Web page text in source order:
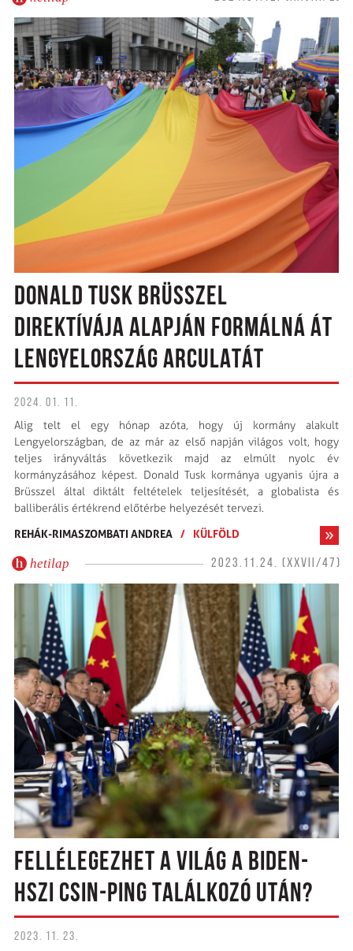
DONALD TUSK BRÜSSZEL
DIREKTÍVÁJA ALAPJÁN FORMÁLNÁ ÁT
LENGYELORSZÁG ARCULATÁT
2024. 01. 11.
Alig telt el egy hónap azóta, hogy új kormány alakult
Lengyelországban, de az már az első napján világos volt, hogy
teljes irányváltás következik majd az elmúlt nyolc év
kormányzásához képest. Donald Tusk kormánya ugyanis újra a
Brüsszel által diktált feltételek teljesítését, a globalista és
balliberális értékrend előtérbe helyezését tervezi.
REHÁK-RIMASZOMBATI ANDREA / KÜLFÖLD
hetilap 2023.11.24. (XXVII/47)
FELLÉLEGEZHET A VILÁG A BIDEN-
HSZI CSIN-PING TALÁLKOZÓ UTÁN?
2023. 11. 23.